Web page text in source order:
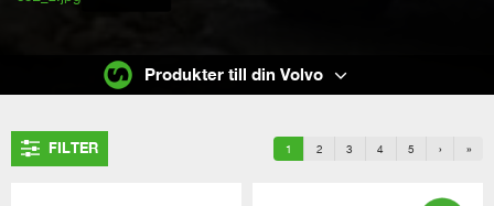
FILTER 1 2 3 4 5 › »
Produkter till din Volvo